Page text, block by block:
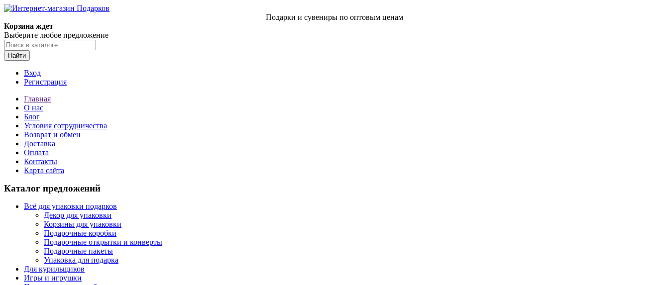
Подарки и сувениры по оптовым ценам
Корзина ждет
Выберите любое предложение
Найти
Вход
Регистрация
Главная
О нас
Блог
Условия сотрудничества
Возврат и обмен
Доставка
Оплата
Контакты
Карта сайта
Каталог предложений
Всё для упаковки подарков
Декор для упаковки
Корзины для упаковки
Подарочные коробки
Подарочные открытки и конверты
Подарочные пакеты
Упаковка для подарка
Для курильщиков
Игры и игрушки